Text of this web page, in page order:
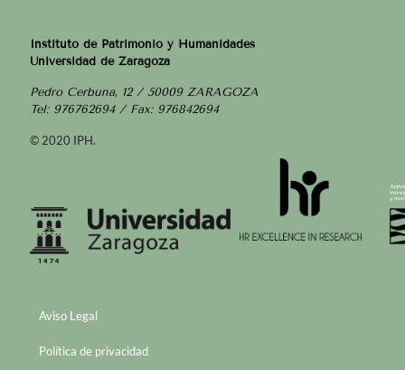
Instituto de Patrimonio y Humanidades
Universidad de Zaragoza
Pedro Cerbuna, 12 / 50009 ZARAGOZA
Tel: 976762694 / Fax: 976842694
© 2020 IPH.
Aviso Legal
Política de privacidad